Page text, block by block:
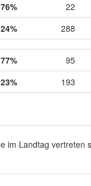
22
288
95
193
im Landtag